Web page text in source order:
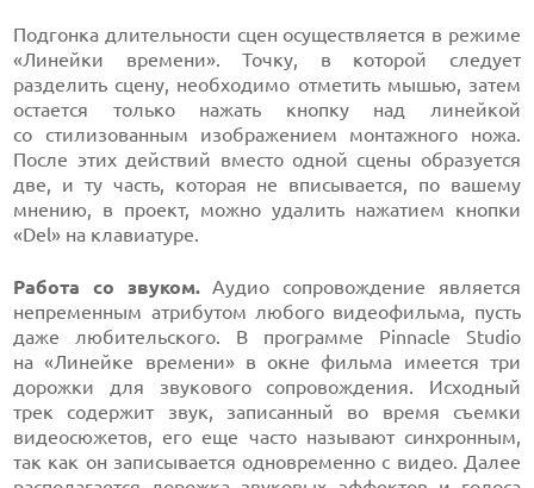
Подгонка длительности сцен осуществляется в режиме
«Линейки времени». Точку, в которой следует
разделить сцену, необходимо отметить мышью, затем
остается только нажать кнопку над линейкой
со стилизованным изображением монтажного ножа.
После этих действий вместо одной сцены образуется
две, и ту часть, которая не вписывается, по вашему
мнению, в проект, можно удалить нажатием кнопки
«Del» на клавиатуре.
Работа со звуком.Аудио сопровождение является
непременным атрибутом любого видеофильма, пусть
даже любительского. В программе Pinnacle Studio
на «Линейке времени» в окне фильма имеется три
дорожки для звукового сопровождения. Исходный
трек содержит звук, записанный во время съемки
видеосюжетов, его еще часто называют синхронным,
так как он записывается одновременно с видео. Далее